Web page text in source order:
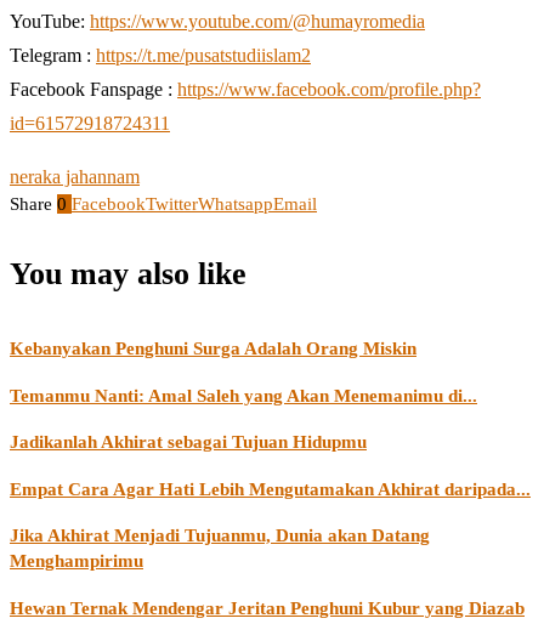
YouTube: https://www.youtube.com/@humayromedia
Telegram : https://t.me/pusatstudiislam2
Facebook Fanspage : https://www.facebook.com/profile.php?
id=61572918724311
neraka jahannam
Share 0 FacebookTwitterWhatsappEmail
You may also like
Kebanyakan Penghuni Surga Adalah Orang Miskin
Temanmu Nanti: Amal Saleh yang Akan Menemanimu di...
Jadikanlah Akhirat sebagai Tujuan Hidupmu
Empat Cara Agar Hati Lebih Mengutamakan Akhirat daripada...
Jika Akhirat Menjadi Tujuanmu, Dunia akan Datang
Menghampirimu
Hewan Ternak Mendengar Jeritan Penghuni Kubur yang Diazab